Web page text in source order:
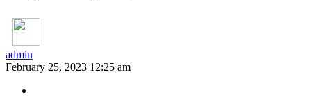
admin
February 25, 2023 12:25 am